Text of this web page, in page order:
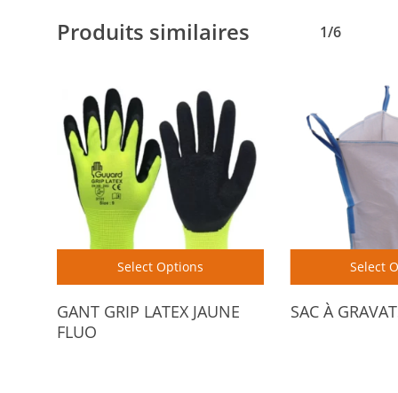
Produits similaires 1/6
Select Options
GANT GRIP LATEX JAUNE
FLUO
Select
SAC À